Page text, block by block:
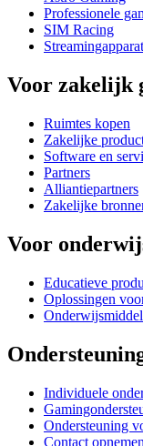
Professionele
SIM Racing
Voor zakelijk
Ruimtes kopen
Zakelijke
Software en
Partners
Alliantiepartners
Zakelijke
Voor
Educatieve
Oplossingen
Individuele
Ondersteuning
Contact opnemen